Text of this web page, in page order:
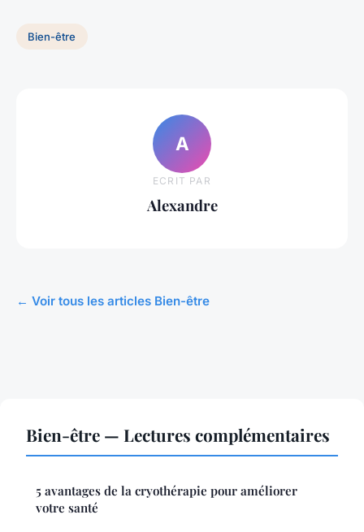
Bien-être
A
ECRIT PAR
Alexandre
← Voir tous les articles Bien-être
Bien-être — Lectures complémentaires
5 avantages de la cryothérapie pour améliorer
votre santé